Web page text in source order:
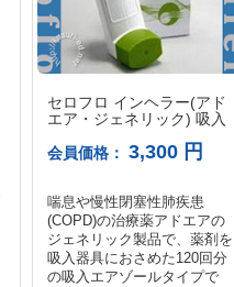
セロフロ インヘラー(アド
エア・ジェネリック) 吸入
会員価格： 3,300 円
喘息や慢性閉塞性肺疾患
(COPD)の治療薬アドエアの
ジェネリック製品で、薬剤を
吸入器具におさめた120回分
の吸入エアゾールタイプで